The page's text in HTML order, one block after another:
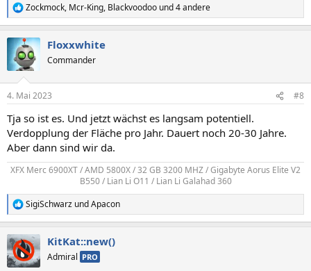
R
e
k
t
i
e
:
Zockmock, Mcr-King, Blackvoodoo und 4 andere
Floxxwhite
Commander
4. Mai 2023 #8
Tja so ist es. Und jetzt wächst es langsam potentiell.
Verdopplung der Fläche pro Jahr. Dauert noch 20-30 Jahre.
Aber dann sind wir da.
XFX Merc 6900XT / AMD 5800X / 32 GB 3200 MHZ / Gigabyte Aorus Elite V2
B550 / Lian Li O11 / Lian Li Galahad 360
R
e
k
t
i
SigiSchwarz undApacon
KitKat::new()
Admiral PRO